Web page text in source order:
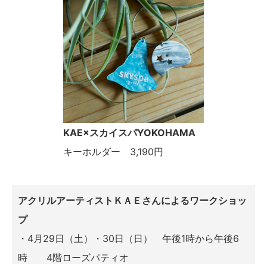
KAE×スカイスパYOKOHAMA
キーホルダー 3,190円
アクリルアーティストＫＡＥさんによるワークショッ
プ
・4月29日（土）・30日（日） 午後1時から午後6
時 4階ローズパティオ